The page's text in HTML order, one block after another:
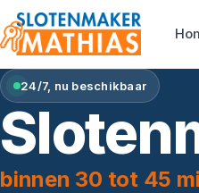
24/7, nu beschikbaar
binnen 30 tot 45